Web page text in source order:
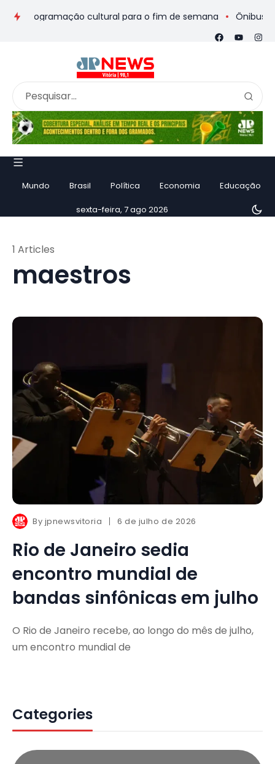
programação cultural para o fim de semana Ônibus de
Mundo Brasil Política Economia Educação
sexta-feira, 7 ago 2026
maestros
1 Articles
By jpnewsvitoria 6 de julho de 2026
Rio de Janeiro sedia
encontro mundial de
bandas sinfônicas em julho
O Rio de Janeiro recebe, ao longo do mês de julho,
um encontro mundial de
Categories